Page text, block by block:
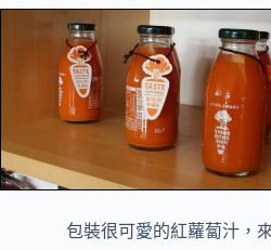
包裝很可愛的紅蘿蔔汁，